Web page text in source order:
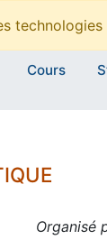
Cours
Organisé